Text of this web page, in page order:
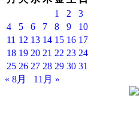
1
2
3
4
5 6 7 8 9
10
11 12 13 14 15 16 17
18 19 20 21 22 23 24
25 26 27 28 29 30 31
« 8月
11月 »